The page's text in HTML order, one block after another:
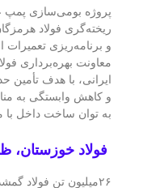
ریخته‌گری فولاد
و برنامه‌ریزی
معاونت بهره‌برداری
ایرانی، با هدف تأمین
و کاهش وابستگی به
به توان ساخت داخل با
فولاد خوزستان،
۲۶میلیون تن فولاد